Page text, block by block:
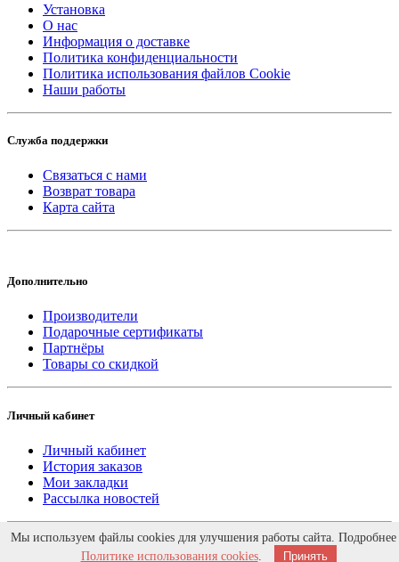
Установка
О нас
Информация о доставке
Политика конфиденциальности
Политика использования файлов Cookie
Наши работы
Служба поддержки
Связаться с нами
Возврат товара
Карта сайта
Дополнительно
Производители
Подарочные сертификаты
Партнёры
Товары со скидкой
Личный кабинет
Личный кабинет
История заказов
Мои закладки
Рассылка новостей
Работает наocStore
Интернет магазин DvernoiRai.ru © 2026. Дизайн -XDS
Мы используем файлы cookies для улучшения работы сайта. Подробнее
Политике использования cookies. Принять